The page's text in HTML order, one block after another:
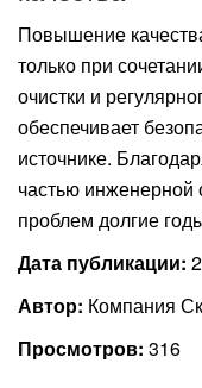
Повышение
только при
очистки и
обеспечивает
источнике.
частью инженерной
проблем долгие
Дата публикации:
Автор: Компания
Просмотров: 316